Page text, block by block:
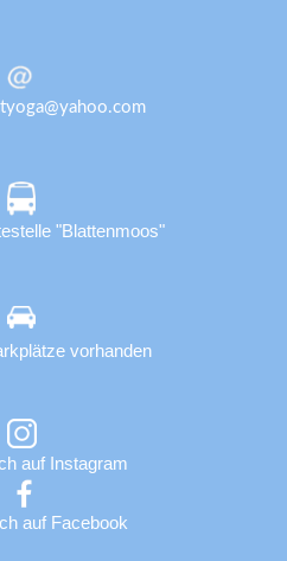
"Blattenmoos"
vorhanden
auf Instagram
auf Facebook